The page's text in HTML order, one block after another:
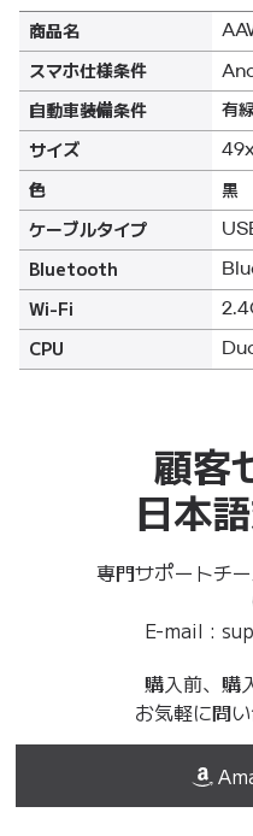
商品名
スマホ仕様条件
自動車装備条件 有
サイズ
色
黒
ケーブルタイプ
Bluetooth
Wi-Fi
CPU
顧客
日本
専門サポートチ
E-mail :
購入前、購
お気軽に問